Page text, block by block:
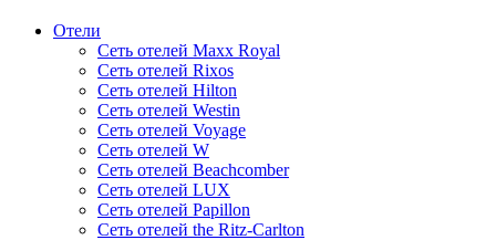
Отели
Сеть отелей Maxx Royal
Сеть отелей Rixos
Сеть отелей Hilton
Сеть отелей Westin
Сеть отелей Voyage
Сеть отелей W
Сеть отелей Beachcomber
Сеть отелей LUX
Сеть отелей Papillon
Сеть отелей the Ritz-Carlton